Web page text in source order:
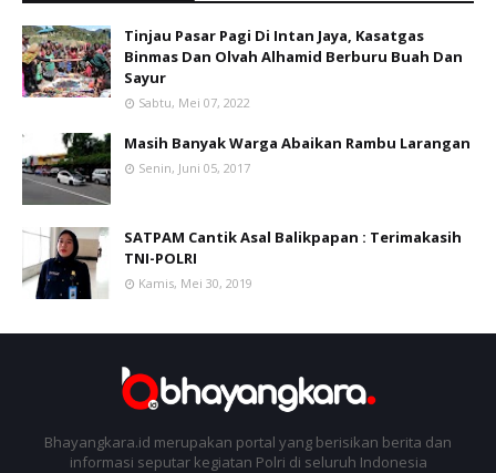
Tinjau Pasar Pagi Di Intan Jaya, Kasatgas
Binmas Dan Olvah Alhamid Berburu Buah Dan
Sayur
Sabtu, Mei 07, 2022
Masih Banyak Warga Abaikan Rambu Larangan
Senin, Juni 05, 2017
SATPAM Cantik Asal Balikpapan : Terimakasih
TNI-POLRI
Kamis, Mei 30, 2019
Bhayangkara.id merupakan portal yang berisikan berita dan
informasi seputar kegiatan Polri di seluruh Indonesia